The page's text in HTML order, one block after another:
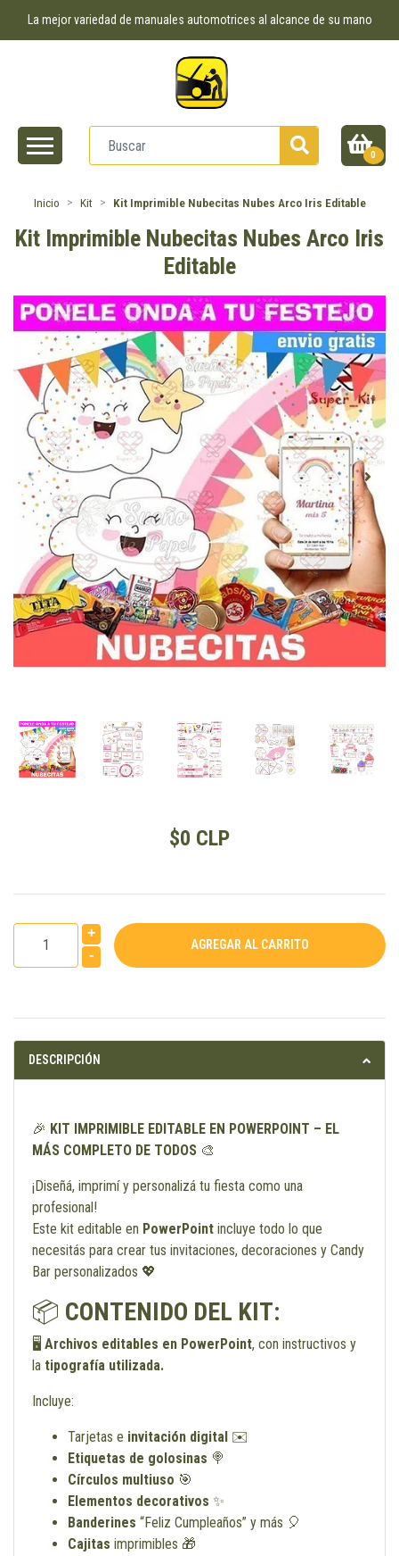
La mejor variedad de manuales automotrices al alcance de su mano
0
Inicio Kit Kit Imprimible Nubecitas Nubes Arco Iris Editable
Kit Imprimible Nubecitas Nubes Arco Iris
Editable
$0 CLP
+
-
DESCRIPCIÓN
🎉 KIT IMPRIMIBLE EDITABLE EN POWERPOINT – EL
MÁS COMPLETO DE TODOS 🎨
¡Diseñá, imprimí y personalizá tu fiesta como una
profesional!
Este kit editable en PowerPoint incluye todo lo que
necesitás para crear tus invitaciones, decoraciones y Candy
Bar personalizados 💖
📦 CONTENIDO DEL KIT:
🖥️ Archivos editables en PowerPoint, con instructivos y
la tipografía utilizada.
Incluye:
Tarjetas e invitación digital ✉️
Etiquetas de golosinas 🍭
Círculos multiuso 🎯
Elementos decorativos ✨
Banderines “Feliz Cumpleaños” y más 🎈
Cajitas imprimibles 🎁